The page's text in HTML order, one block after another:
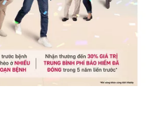
năm cánh hoa, hai lá đài
tâm Hoa có thể mọc đơn lẻ
nó phát triển dưới ánh sáng